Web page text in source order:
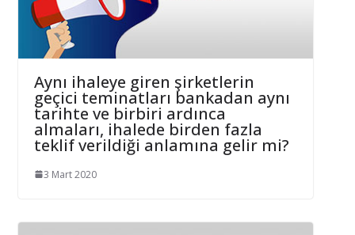
Aynı ihaleye giren şirketlerin
geçici teminatları bankadan aynı
tarihte ve birbiri ardınca
almaları, ihalede birden fazla
teklif verildiği anlamına gelir mi?
3 Mart 2020